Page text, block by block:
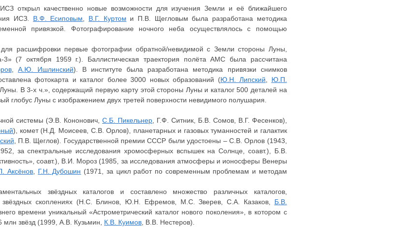
ИСЗ открыл качественно новые возможности для изучения Земли и её ближайшего
ИСЗ. В.Ф. Есиповым В.Г. Куртом и П.В. Щегловым была разработана методика
привязкой. Фотографирование ночного неба осуществлялось с помощью
расшифровки первые фотографии обратной/невидимой с Земли стороны Луны,
(7 октября 1959 г.). Баллистическая траектория полёта АМС была рассчитана
, А.Ю. Ишлинский). В институте была разработана методика привязки снимков
фотокарта и каталог более 3000 новых образований (Ю.Н. Липский
Ю.П.
В 3-х ч.», содержащий первую карту этой стороны Луны и каталог 500 деталей на
глобус Луны с изображением двух третей поверхности невидимого полушария.
системы (Э.В. Кононович,С.Б. Пикельнер , Г.Ф. Ситник, Б.В. Сомов, В.Г. Фесенков),
), комет (Н.Д. Моисеев, С.В. Орлов), планетарных и газовых туманностей и галактик
, П.В. Щеглов). Государственной премии СССР были удостоены – С.В. Орлов (1943,
за спектральные исследования хромосферных вспышек на Солнце, соавт.), Б.В.
соавт.), В.И. Мороз (1985, за исследования атмосферы и ионосферы Венеры
Аксёнов Г.Н. Дубошин (1971, за цикл работ по современным проблемам и методам
звёздных каталогов и составлено множество различных каталогов,
звёздных скоплениях (Н.С. Блинов, Ю.Н. Ефремов, М.С. Зверев, С.А. Казаков, Б.В.
времени уникальный «Астрометрический каталог нового поколения», в котором с
звёзд (1999, А.В. Кузьмин, К.В. Куимов , В.В. Нестеров).